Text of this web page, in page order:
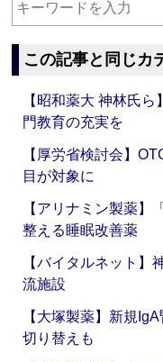
この記事と同じカ
【昭和薬大 神林氏
門教育の充実を
【厚労省検討会】
目が対象に
【アリナミン製薬】
整える睡眠改善薬
【バイタルネット】
流施設
【大塚製薬】新規
切り替えも